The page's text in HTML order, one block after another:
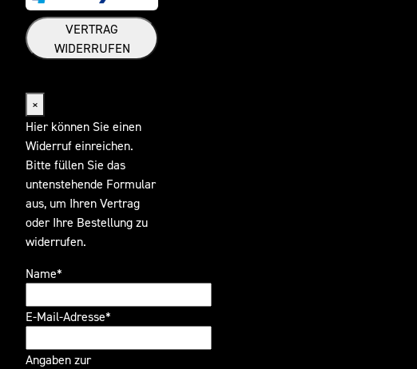
VERTRAG
WIDERRUFEN
×
Hier können Sie einen
Widerruf einreichen.
Bitte füllen Sie das
untenstehende Formular
aus, um Ihren Vertrag
oder Ihre Bestellung zu
widerrufen.
Name*
E-Mail-Adresse*
Angaben zur